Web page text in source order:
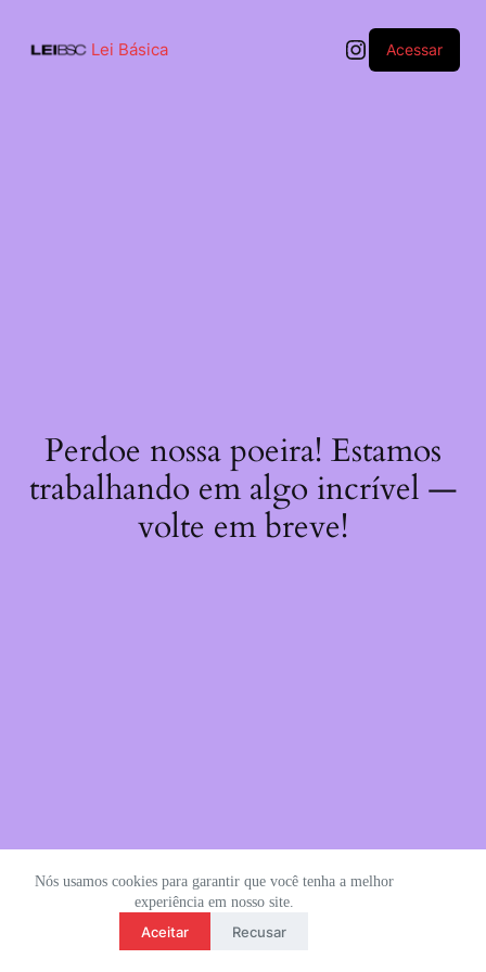
Nós usamos cookies para garantir que você tenha a melhor
experiência em nosso site.
Aceitar Recusar
Lei Básica Instagram
Acessar
Perdoe nossa poeira! Estamos
trabalhando em algo incrível —
volte em breve!